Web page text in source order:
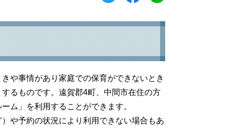
や事情があり家庭での保育ができないとき
るものです。遠賀郡4町、中間市在住の方
ム」を利用することができます。
や予約の状況により利用できない場合もあ